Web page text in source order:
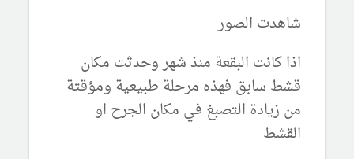
شاهدت الصور
اذا كانت البقعة منذ شهر وحدثت مكان
قشط سابق فهذه مرحلة طبيعية ومؤقتة
من زيادة التصبغ في مكان الجرح او
القشط